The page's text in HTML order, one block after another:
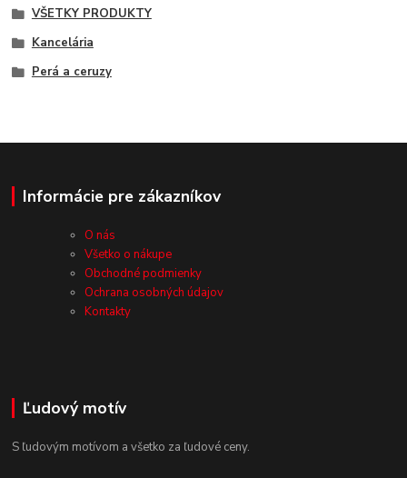
VŠETKY PRODUKTY
Kancelária
Perá a ceruzy
Informácie pre zákazníkov
O nás
Všetko o nákupe
Obchodné podmienky
Ochrana osobných údajov
Kontakty
Ľudový motív
S ľudovým motívom a všetko za ľudové ceny.